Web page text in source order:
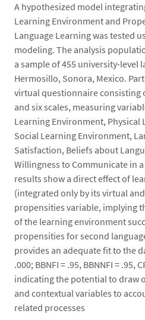
s
-
s
i
e
g
e
s
-
r
o
u
g
e
s
-
r
e
c
t
i
f
A hypothesized model
Learning Environment and
Language Learning was tested
modeling. The analysis
a sample of 455 university-level
Hermosillo, Sonora, Mexico.
virtual questionnaire consisting
and six scales, measuring
Learning Environment, Physical
Social Learning Environment,
Satisfaction, Beliefs about
Willingness to Communicate in
results show a direct effect of
(integrated only by its virtual
propensities variable, implying
of the learning environment
propensities for second
provides an adequate fit to the
.000; BBNFI = .95, BBNNFI = .95,
indicating the potential to draw
and contextual variables to
related processes